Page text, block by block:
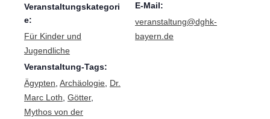
Veranstaltungskategori
e:
Für Kinder und
Jugendliche
Veranstaltung-Tags:
Ägypten Archäologie Dr.
Marc Loth Götter,
Mythos von der
E-Mail:
veranstaltung@dghk-
bayern.de